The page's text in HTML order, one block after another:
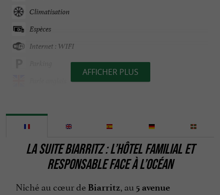
Climatisation
Espèces
Internet : WIFI
Restaurant
AFFICHER PLUS
LA SUITE BIARRITZ : L’HÔTEL FAMILIAL ET
RESPONSABLE FACE À L’OCÉAN
Niché au cœur de Biarritz, au 5 avenue